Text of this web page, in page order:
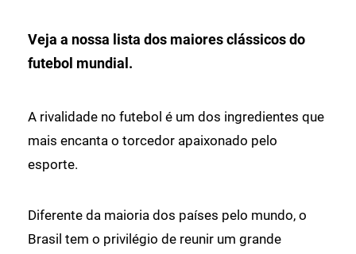
Veja a nossa lista dos maiores clássicos do
futebol mundial.
A rivalidade no futebol é um dos ingredientes que
mais encanta o torcedor apaixonado pelo
esporte.
Diferente da maioria dos países pelo mundo, o
Brasil tem o privilégio de reunir um grande